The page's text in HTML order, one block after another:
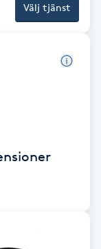
Välj tjänst